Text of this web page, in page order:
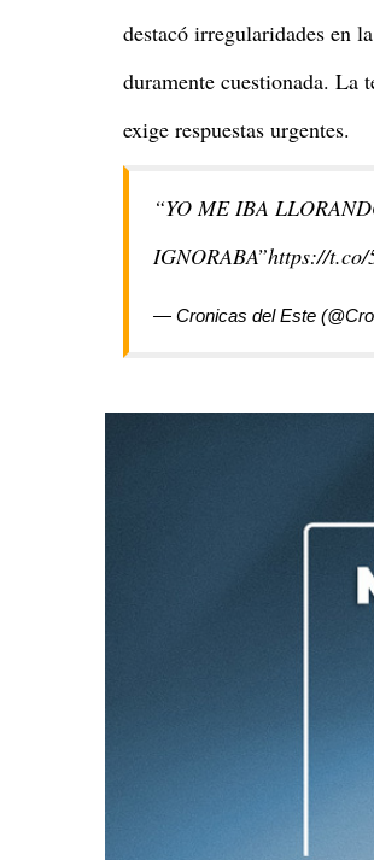
destacó irregularidades en
duramente cuestionada. La
exige respuestas urgentes.
“YO ME IBA
IGNORABA”https://t.co/
— Cronicas del Este